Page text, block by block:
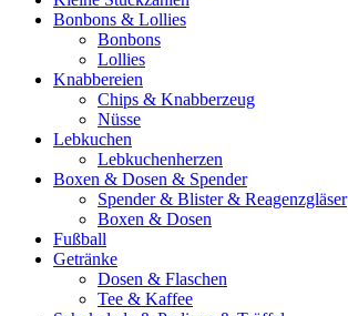
Bonbons & Lollies
Bonbons
Lollies
Knabbereien
Chips & Knabberzeug
Nüsse
Lebkuchen
Lebkuchenherzen
Boxen & Dosen & Spender
Spender & Blister & Reagenzgläser
Boxen & Dosen
Fußball
Getränke
Dosen & Flaschen
Tee & Kaffee